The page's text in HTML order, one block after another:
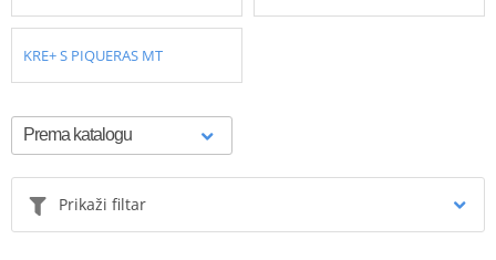
KRE+ S PIQUERAS MT
Prikaži filtar